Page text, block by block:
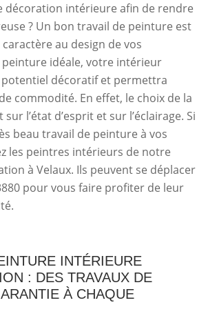
décoration intérieure afin de rendre
? Un bon travail de peinture est
au design de vos
peinture idéale, votre intérieur
décoratif et permettra
commodité. En effet, le choix de la
l’état d’esprit et sur l’éclairage. Si
beau travail de peinture à vos
les peintres intérieurs de notre
à Velaux. Ils peuvent se déplacer
pour vous faire profiter de leur
INTÉRIEURE
: DES TRAVAUX DE
À CHAQUE